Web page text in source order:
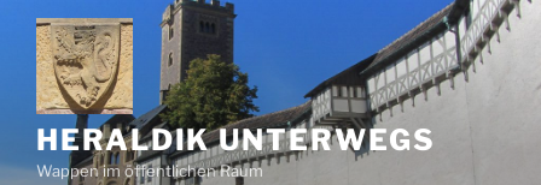
Zum
Inhalt
springen
HERALDIK UNTERWEGS
Wappen im öffentlichen Raum